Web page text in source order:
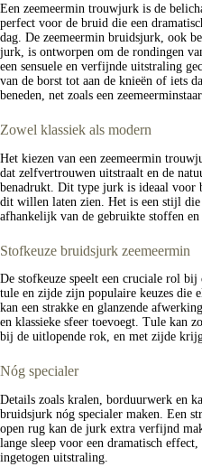
Een zeemeermin trouwjurk is de
perfect voor de bruid die een
dag. De zeemeermin bruidsjurk, ook
jurk, is ontworpen om de rondingen
een sensuele en verfijnde uitstraling
van de borst tot aan de knieën of iets
beneden, net zoals een
Zowel klassiek als modern
Het kiezen van een zeemeermin
dat zelfvertrouwen uitstraalt en de
benadrukt. Dit type jurk is ideaal
dit willen laten zien. Het is een stijl die
afhankelijk van de gebruikte stoffen en
Stofkeuze bruidsjurk zeemeermin
De stofkeuze speelt een cruciale rol
tule en zijde zijn populaire keuzes die
kan een strakke en glanzende
en klassieke sfeer toevoegt. Tule kan
bij de uitlopende rok, en met zijde
Nóg specialer
Details zoals kralen, borduurwerk en
bruidsjurk nóg specialer maken. Een
open rug kan de jurk extra verfijnd
lange sleep voor een dramatisch
ingetogen uitstraling.